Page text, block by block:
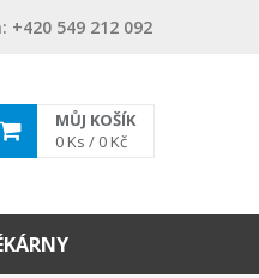
+420 549 212 092
MŮJ KOŠÍK
0 Ks / 0 Kč